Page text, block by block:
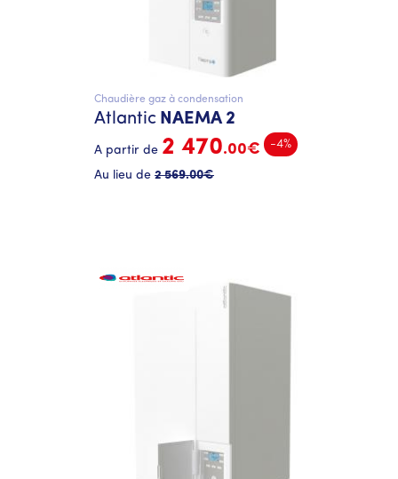
Chaudière gaz à condensation
Atlantic NAEMA 2
A partir de 2 470.00€ -4%
Au lieu de 2 569.00€